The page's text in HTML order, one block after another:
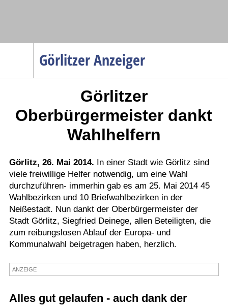
Görlitzer Anzeiger
Gesellschaft
Verkehr
Gesundheit
Kultur
Sport
Termine
Görlitzer
Oberbürgermeister dankt
Wahlhelfern
Görlitz, 26. Mai 2014. In einer Stadt wie Görlitz sind
viele freiwillige Helfer notwendig, um eine Wahl
durchzuführen- immerhin gab es am 25. Mai 2014 45
Wahlbezirken und 10 Briefwahlbezirken in der
Neißestadt. Nun dankt der Oberbürgermeister der
Stadt Görlitz, Siegfried Deinege, allen Beteiligten, die
zum reibungslosen Ablauf der Europa- und
Kommunalwahl beigetragen haben, herzlich.
ANZEIGE
Alles gut gelaufen - auch dank der